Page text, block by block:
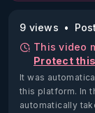
9 views
This video
Protect
It was
this platform. In
automatically